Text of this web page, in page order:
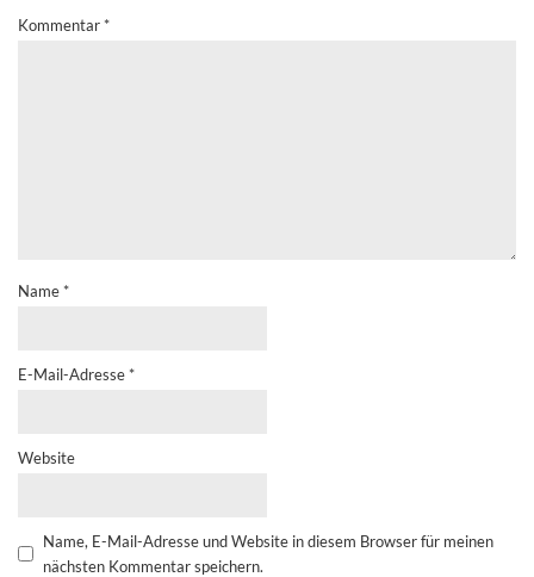
Kommentar *
Name *
E-Mail-Adresse *
Website
Name, E-Mail-Adresse und Website in diesem Browser für meinen
nächsten Kommentar speichern.